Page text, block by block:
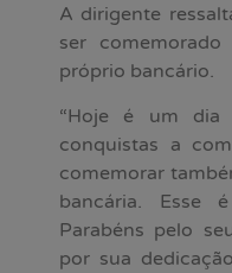
A dirigente
ser
próprio bancário.
“Hoje é um dia
conquistas a
comemorar
bancária. Esse
Parabéns pelo
por sua